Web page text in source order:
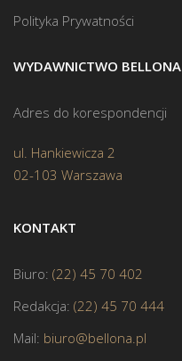
Polityka Prywatności
WYDAWNICTWO BELLONA
Adres do korespondencji
ul. Hankiewicza 2
02-103 Warszawa
KONTAKT
Biuro: (22) 45 70 402
Redakcja: (22) 45 70 444
Mail: biuro@bellona.pl